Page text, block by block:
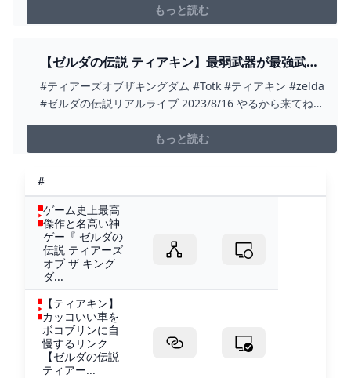
チャンネル登録はこちら
→https://www.youtube.com/channel/UCw9KIulF701...
もっと読む
【ゼルダの伝説 ティアキン】最弱武器が最強武器
に！「木の枝」の攻撃力1000にしてみたら最強す
ぎたW【ゼルダの伝説ティアーズオブザキングダ
#ティアーズオブザキングダム #Totk #ティアキン #zelda
#ゼルダの伝説リアルライブ 2023/8/16 やるから来てね
P6=001&P1=0402&P59=1【オススメ動画】武器合成バグ
の方法https://...
もっと読む
#
ゲーム史上最高
傑作と名高い神
ゲー『 ゼルダの
伝説 ティアーズ
オブ ザ キング
ダ...
【ティアキン】
カッコいい車を
ボコブリンに自
慢するリンク
【ゼルダの伝説
ティアー...